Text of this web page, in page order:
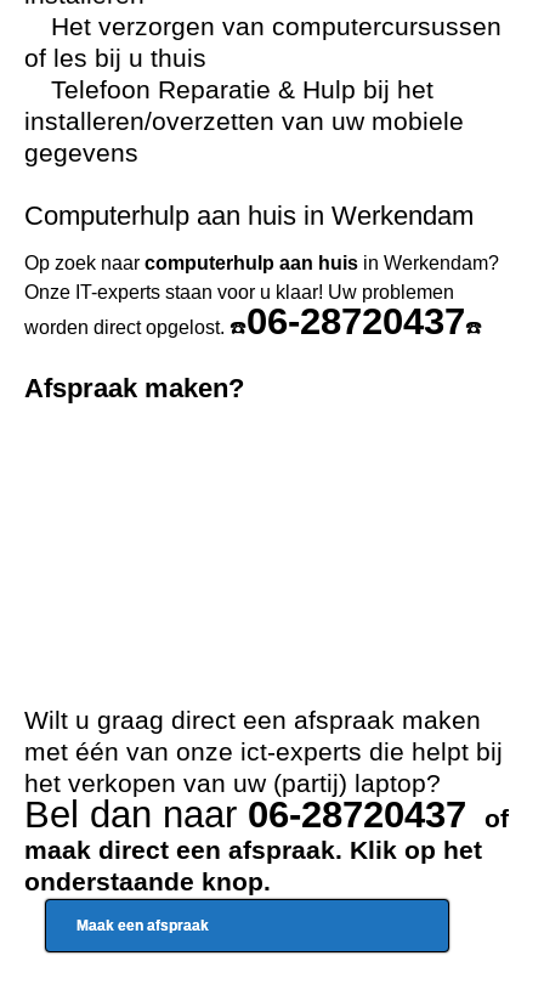
Het verzorgen van computercursussen
of les bij u thuis
Telefoon Reparatie & Hulp bij het
installeren/overzetten van uw mobiele
gegevens
Computerhulp aan huis in Werkendam
Op zoek naar computerhulp aan huis in Werkendam?
Onze IT-experts staan voor u klaar! Uw problemen
worden direct opgelost. ☎️06-28720437☎️
Afspraak maken?
Wilt u graag direct een afspraak maken
met één van onze ict-experts die helpt bij
het verkopen van uw (partij) laptop?
Bel dan naar 06-28720437
of
maak direct een afspraak. Klik op het
onderstaande knop.
Maak een afspraak